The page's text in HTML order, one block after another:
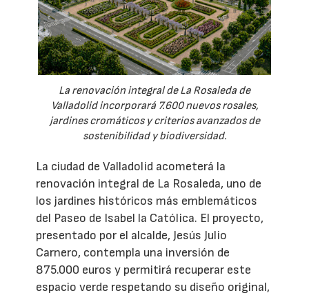
La renovación integral de La Rosaleda de
Valladolid incorporará 7.600 nuevos rosales,
jardines cromáticos y criterios avanzados de
sostenibilidad y biodiversidad.
La ciudad de Valladolid acometerá la
renovación integral de La Rosaleda, uno de
los jardines históricos más emblemáticos
del Paseo de Isabel la Católica. El proyecto,
presentado por el alcalde, Jesús Julio
Carnero, contempla una inversión de
875.000 euros y permitirá recuperar este
espacio verde respetando su diseño original,